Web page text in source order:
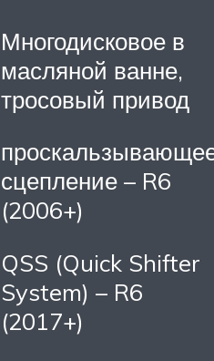
Многодисковое в
масляной ванне,
тросовый привод
сцепление – R6
(2006+)
QSS (Quick Shifter
System) – R6
(2017+)